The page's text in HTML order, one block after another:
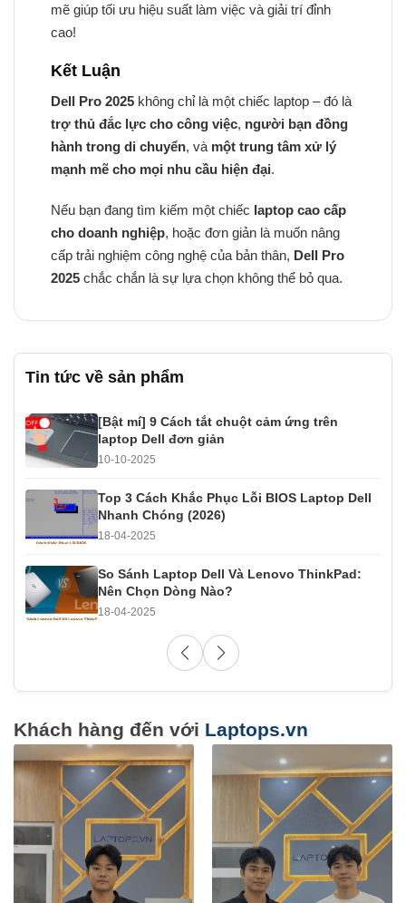
mẽ giúp tối ưu hiệu suất làm việc và giải trí đỉnh
cao!
Kết Luận
Dell Pro 2025 không chỉ là một chiếc laptop – đó là
trợ thủ đắc lực cho công việc, người bạn đồng
hành trong di chuyển, và một trung tâm xử lý
mạnh mẽ cho mọi nhu cầu hiện đại.
Nếu bạn đang tìm kiếm một chiếc laptop cao cấp
cho doanh nghiệp, hoặc đơn giản là muốn nâng
cấp trải nghiệm công nghệ của bản thân, Dell Pro
2025 chắc chắn là sự lựa chọn không thể bỏ qua.
Tin tức về sản phẩm
[Bật mí] 9 Cách tắt chuột cảm ứng trên
laptop Dell đơn giản
10-10-2025
Top 3 Cách Khắc Phục Lỗi BIOS Laptop Dell
Nhanh Chóng (2026)
18-04-2025
So Sánh Laptop Dell Và Lenovo ThinkPad:
Nên Chọn Dòng Nào?
18-04-2025
Khách hàng đến với Laptops.vn